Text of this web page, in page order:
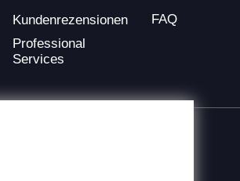
Kundenrezensionen
Professional
Services
FAQ